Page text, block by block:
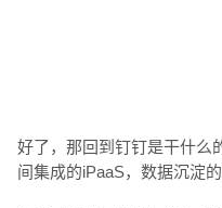
好了，那回到钉钉是干什么
间集成的iPaaS，数据沉淀的